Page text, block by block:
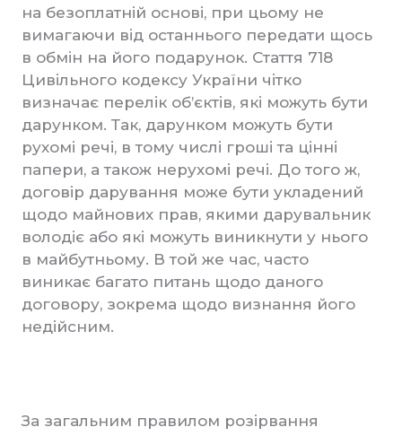
на безоплатній основі, при цьому не
вимагаючи від останнього передати щось
в обмін на його подарунок. Стаття 718
Цивільного кодексу України чітко
визначає перелік об’єктів, які можуть бути
дарунком. Так, дарунком можуть бути
рухомі речі, в тому числі гроші та цінні
папери, а також нерухомі речі. До того ж,
договір дарування може бути укладений
щодо майнових прав, якими дарувальник
володіє або які можуть виникнути у нього
в майбутньому. В той же час, часто
виникає багато питань щодо даного
договору, зокрема щодо визнання його
недійсним.
За загальним правилом розірвання